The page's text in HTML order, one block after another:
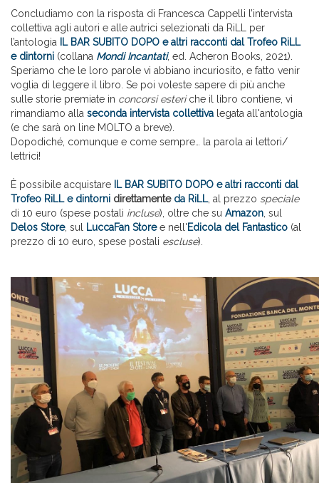
Concludiamo con la risposta di Francesca Cappelli l’intervista
collettiva agli autori e alle autrici selezionati da RiLL per
l’antologia
IL BAR SUBITO DOPO e altri racconti dal Trofeo RiLL
e dintorni (collana Mondi Incantati, ed. Acheron Books, 2021).
Speriamo che le loro parole vi abbiano incuriosito, e fatto venir
voglia di leggere il libro. Se poi voleste sapere di più anche
sulle storie premiate in concorsi esteriche il libro contiene, vi
rimandiamo alla seconda intervista collettiva legata all'antologia
(e che sarà on line MOLTO a breve).
Dopodiché, comunque e come sempre… la parola ai lettori/
lettrici!
È possibile acquistare IL BAR SUBITO DOPO e altri racconti dal
Trofeo RiLL e dintorni direttamente da RiLL, al prezzo speciale
di 10 euro (spese postali incluse), oltre che su Amazon , sul
Delos Store, sul LuccaFan Storee nell'Edicola del Fantastico (al
prezzo di 10 euro, spese postali escluse).